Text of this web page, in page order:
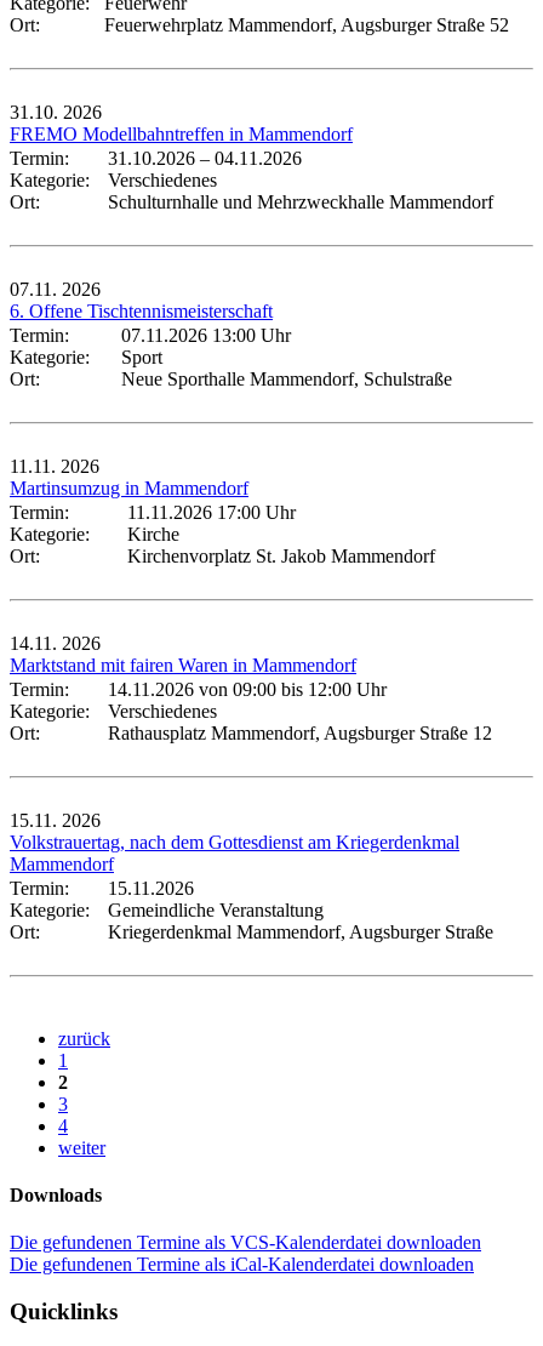
Ort:
Feuerwehrplatz Mammendorf, Augsburger Straße 52
31.10. 2026
FREMO Modellbahntreffen in Mammendorf
Termin:
31.10.2026 – 04.11.2026
Kategorie:
Verschiedenes
Ort:
Schulturnhalle und Mehrzweckhalle Mammendorf
07.11. 2026
6. Offene Tischtennismeisterschaft
Termin:
07.11.2026 13:00 Uhr
Kategorie:
Sport
Ort:
Neue Sporthalle Mammendorf, Schulstraße
11.11. 2026
Martinsumzug in Mammendorf
Termin:
11.11.2026 17:00 Uhr
Kategorie:
Kirche
Ort:
Kirchenvorplatz St. Jakob Mammendorf
14.11. 2026
Marktstand mit fairen Waren in Mammendorf
Termin:
14.11.2026 von 09:00 bis 12:00 Uhr
Kategorie:
Verschiedenes
Ort:
Rathausplatz Mammendorf, Augsburger Straße 12
15.11. 2026
Volkstrauertag, nach dem Gottesdienst am Kriegerdenkmal
Mammendorf
Termin:
15.11.2026
Kategorie:
Gemeindliche Veranstaltung
Ort:
Kriegerdenkmal Mammendorf, Augsburger Straße
zurück
1
2
3
4
weiter
Downloads
Die gefundenen Termine als VCS-Kalenderdatei downloaden
Die gefundenen Termine als iCal-Kalenderdatei downloaden
Quicklinks